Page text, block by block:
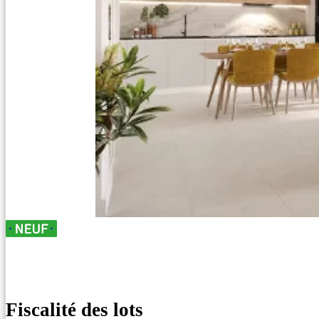
Fiscalité des lots